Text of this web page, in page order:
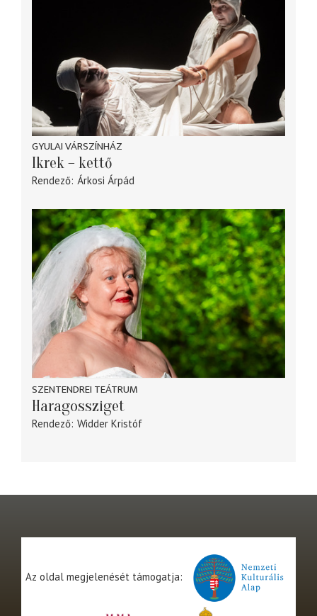
GYULAI VÁRSZÍNHÁZ
Ikrek – kettő
Rendező Árkosi Árpád
SZENTENDREI TEÁTRUM
Haragossziget
Rendező Widder Kristóf
Az oldal megjelenését támogatja: